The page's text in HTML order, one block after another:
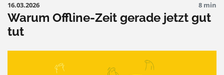
16.03.2026 8 min
Warum Offline-Zeit gerade jetzt gut
tut